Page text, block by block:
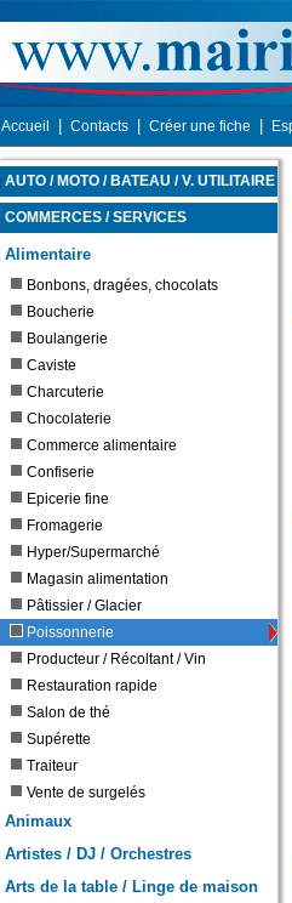
Accueil Contacts Créer une fiche
AUTO / MOTO / BATEAU / V. UTILITAIRE
COMMERCES / SERVICES
Alimentaire
Bonbons, dragées, chocolats
Boucherie
Boulangerie
Caviste
Charcuterie
Chocolaterie
Commerce alimentaire
Confiserie
Epicerie fine
Fromagerie
Hyper/Supermarché
Magasin alimentation
Pâtissier / Glacier
Poissonnerie
Producteur / Récoltant / Vin
Restauration rapide
Salon de thé
Supérette
Traiteur
Vente de surgelés
Animaux
Artistes / DJ / Orchestres
Arts de la table / Linge de maison